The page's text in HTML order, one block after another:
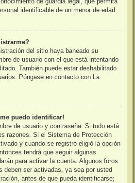
identificable de un menor de edad.
del sitio haya baneado su
de usuario con el que está intentando
También puede estar deshabilitado
Póngase en contacto con La
puedo identificar!
de usuario y contraseña. Si todo está
razones. Si el Sistema de Protección
y cuando se registró eligió la opción
tendrá que seguir algunas
para activar la cuenta. Algunos foros
deben ser activadas, ya sea por usted
antes de que pueda identificarse;